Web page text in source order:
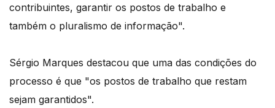
contribuintes, garantir os postos de trabalho e
também o pluralismo de informação".
Sérgio Marques destacou que uma das condições do
processo é que "os postos de trabalho que restam
sejam garantidos".